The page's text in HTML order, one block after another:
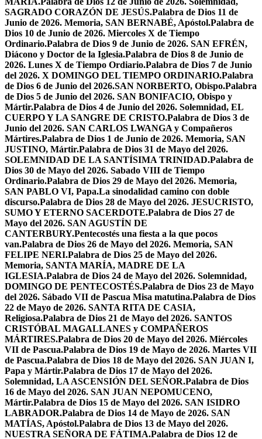
SAGRADO CORAZÓN DE JESÚS.Palabra de Dios 11 de
Junio de 2026. Memoria, SAN BERNABÉ, Apóstol.Palabra de
Dios 10 de Junio de 2026. Miercoles X de Tiempo
Ordinario.Palabra de Dios 9 de Junio de 2026. SAN EFRÉN,
Diácono y Doctor de la Iglesia.Palabra de Dios 8 de Junio de
2026. Lunes X de Tiempo Ordiario.Palabra de Dios 7 de Junio
del 2026. X DOMINGO DEL TIEMPO ORDINARIO.Palabra
de Dios 6 de Junio del 2026.SAN NORBERTO, Obispo.Palabra
de Dios 5 de Junio del 2026. SAN BONIFACIO, Obispo y
Mártir.Palabra de Dios 4 de Junio del 2026. Solemnidad, EL
CUERPO Y LA SANGRE DE CRISTO.Palabra de Dios 3 de
Junio del 2026. SAN CARLOS LWANGA y Compañeros
Mártires.Palabra de Dios 1 de Junio de 2026. Memoria, SAN
JUSTINO, Mártir.Palabra de Dios 31 de Mayo del 2026.
SOLEMNIDAD DE LA SANTÍSIMA TRINIDAD.Palabra de
Dios 30 de Mayo del 2026. Sabado VIII de Tiempo
Ordinario.Palabra de Dios 29 de Mayo del 2026. Memoria,
SAN PABLO VI, Papa.La sinodalidad camino con doble
discurso.Palabra de Dios 28 de Mayo del 2026. JESUCRISTO,
SUMO Y ETERNO SACERDOTE.Palabra de Dios 27 de
Mayo del 2026. SAN AGUSTÍN DE
CANTERBURY.Pentecostés una fiesta a la que pocos
van.Palabra de Dios 26 de Mayo del 2026. Memoria, SAN
FELIPE NERI.Palabra de Dios 25 de Mayo del 2026.
Memoria, SANTA MARÍA, MADRE DE LA
IGLESIA.Palabra de Dios 24 de Mayo del 2026. Solemnidad,
DOMINGO DE PENTECOSTÉS.Palabra de Dios 23 de Mayo
del 2026. Sábado VII de Pascua Misa matutina.Palabra de Dios
22 de Mayo de 2026. SANTA RITA DE CASIA,
Religiosa.Palabra de Dios 21 de Mayo del 2026. SANTOS
CRISTÓBAL MAGALLANES y COMPAÑEROS
MÁRTIRES.Palabra de Dios 20 de Mayo del 2026. Miércoles
VII de Pascua.Palabra de Dios 19 de Mayo de 2026. Martes VII
de Pascua.Palabra de Dios 18 de Mayo del 2026. SAN JUAN I,
Papa y Mártir.Palabra de Dios 17 de Mayo del 2026.
Solemnidad, LA ASCENSIÓN DEL SEÑOR.Palabra de Dios
16 de Mayo del 2026. SAN JUAN NEPOMUCENO,
Mártir.Palabra de Dios 15 de Mayo del 2026. SAN ISIDRO
LABRADOR.Palabra de Dios 14 de Mayo de 2026. SAN
MATÍAS, Apóstol.Palabra de Dios 13 de Mayo del 2026.
NUESTRA SEÑORA DE FÁTIMA.Palabra de Dios 12 de